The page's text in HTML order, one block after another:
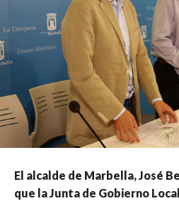
El alcalde de Marbella, José
que la Junta de Gobierno